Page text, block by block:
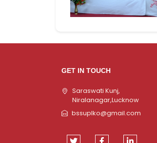
GET IN TOUCH
Saraswati Kunj,
Niralanagar,Lucknow
bssuplko@gmail.com